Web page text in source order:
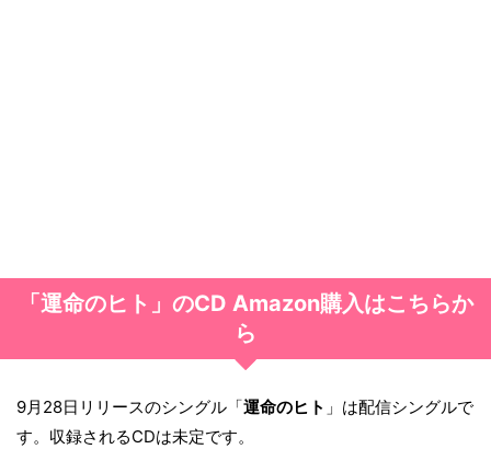
「運命のヒト」のCD Amazon購入はこちらか
ら
9月28日リリースのシングル「運命のヒト 」は配信シングルで
す。収録されるCDは未定です。